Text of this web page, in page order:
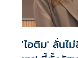
'ไอติม' ลั่นไ